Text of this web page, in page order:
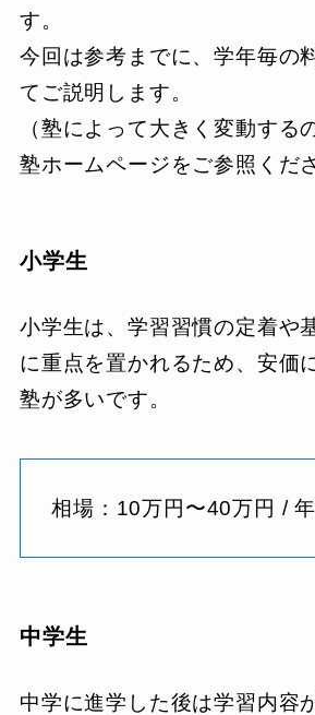
す。
今回は参考までに、学年毎の
てご説明します。
（塾によって大きく変動する
塾ホームページをご参照くだ
小学生
小学生は、学習習慣の定着や
に重点を置かれるため、安価
塾が多いです。
相場：10万円〜40万円 /
中学生
中学に進学した後は学習内容